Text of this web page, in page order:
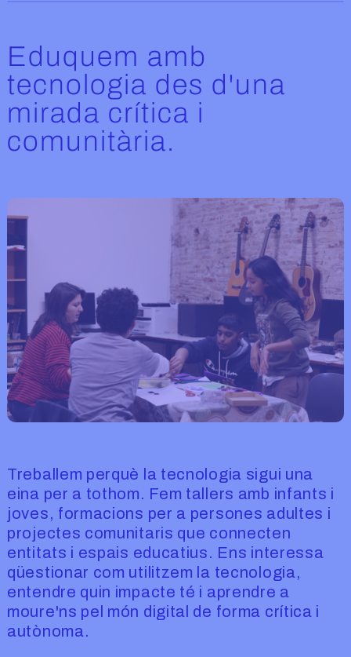
Eduquem amb
tecnologia des d'una
mirada crítica i
comunitària.
Treballem perquè la tecnologia sigui una
eina per a tothom. Fem tallers amb infants i
joves, formacions per a persones adultes i
projectes comunitaris que connecten
entitats i espais educatius. Ens interessa
qüestionar com utilitzem la tecnologia,
entendre quin impacte té i aprendre a
moure'ns pel món digital de forma crítica i
autònoma.